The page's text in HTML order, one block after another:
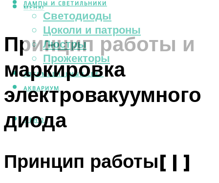
ЛАМПЫ И СВЕТИЛЬНИКИ
Светодиоды
Цоколи и патроны
Люстры
Прожекторы
АВТОМОБИЛЬНЫЙ СВЕТ
АКВАРИУМ
МЕНЮ
МЕНЮ
Принцип работы и
маркировка
электровакуумного
диода
Принцип работы[ | ]